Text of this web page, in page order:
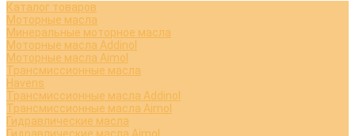
Каталог товаров
Моторные масла
Минеральные моторное масла
Моторные масла Addinol
Моторные масла Aimol
Трансмиссионные масла
Havens
Трансмиссионные масла Addinol
Трансмиссионные масла Aimol
Гидравлические масла